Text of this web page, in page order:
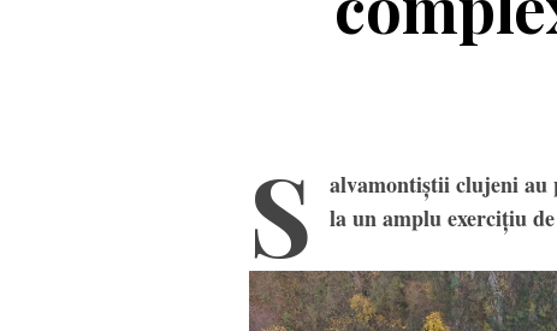
S
alvamontiștii clujeni au
la un amplu exercițiu